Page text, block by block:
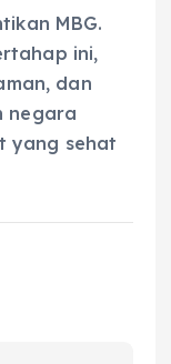
MBG.
ini,
dan
negara
yang sehat